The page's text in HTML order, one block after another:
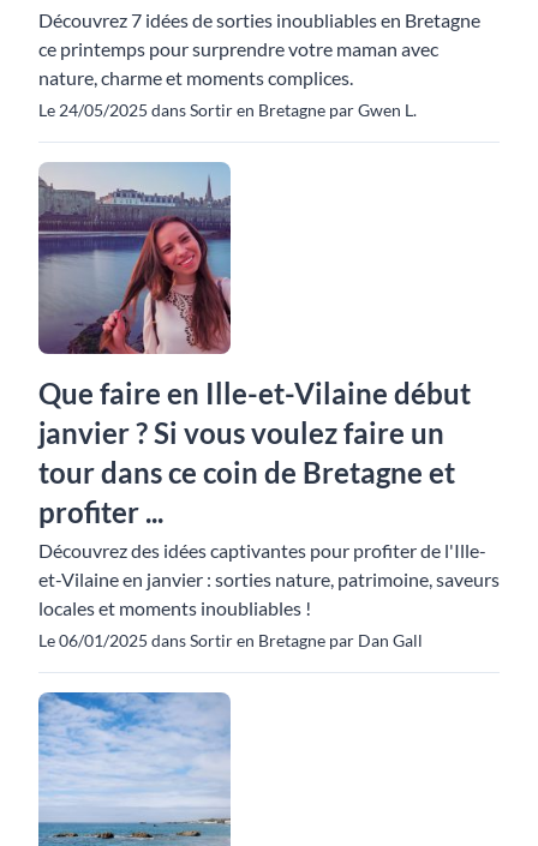
Découvrez 7 idées de sorties inoubliables en Bretagne
ce printemps pour surprendre votre maman avec
nature, charme et moments complices.
Le 24/05/2025 dans Sortir en Bretagne par Gwen L.
Que faire en Ille-et-Vilaine début
janvier ? Si vous voulez faire un
tour dans ce coin de Bretagne et
profiter ...
Découvrez des idées captivantes pour profiter de l'Ille-
et-Vilaine en janvier : sorties nature, patrimoine, saveurs
locales et moments inoubliables !
Le 06/01/2025 dans Sortir en Bretagne par Dan Gall